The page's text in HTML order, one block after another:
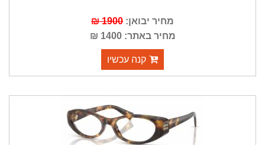
מחיר יבואן: 1900 ₪
מחיר באתר: 1400 ₪
קנה עכשיו